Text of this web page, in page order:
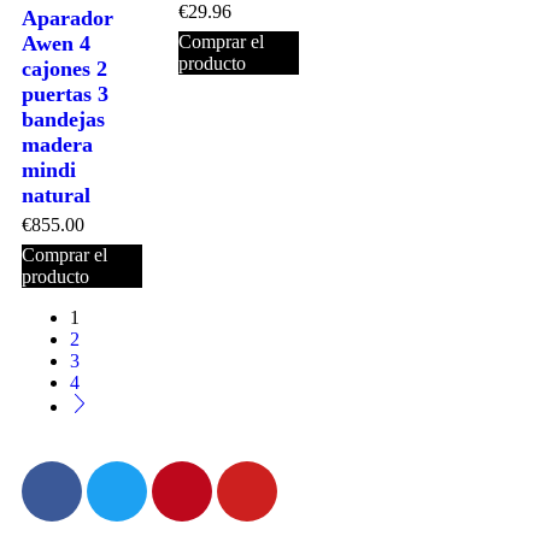
Aparador
Awen 4
cajones 2
puertas 3
bandejas
madera
mindi
natural
€855.00
Comprar el
producto
€29.96
Comprar el
producto
1
2
3
4